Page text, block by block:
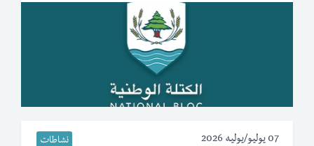
07 يوليو/يوليه 2026 نشاطات